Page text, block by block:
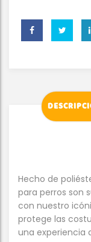
Hecho de
para perros son
con nuestro
protege las
una experiencia